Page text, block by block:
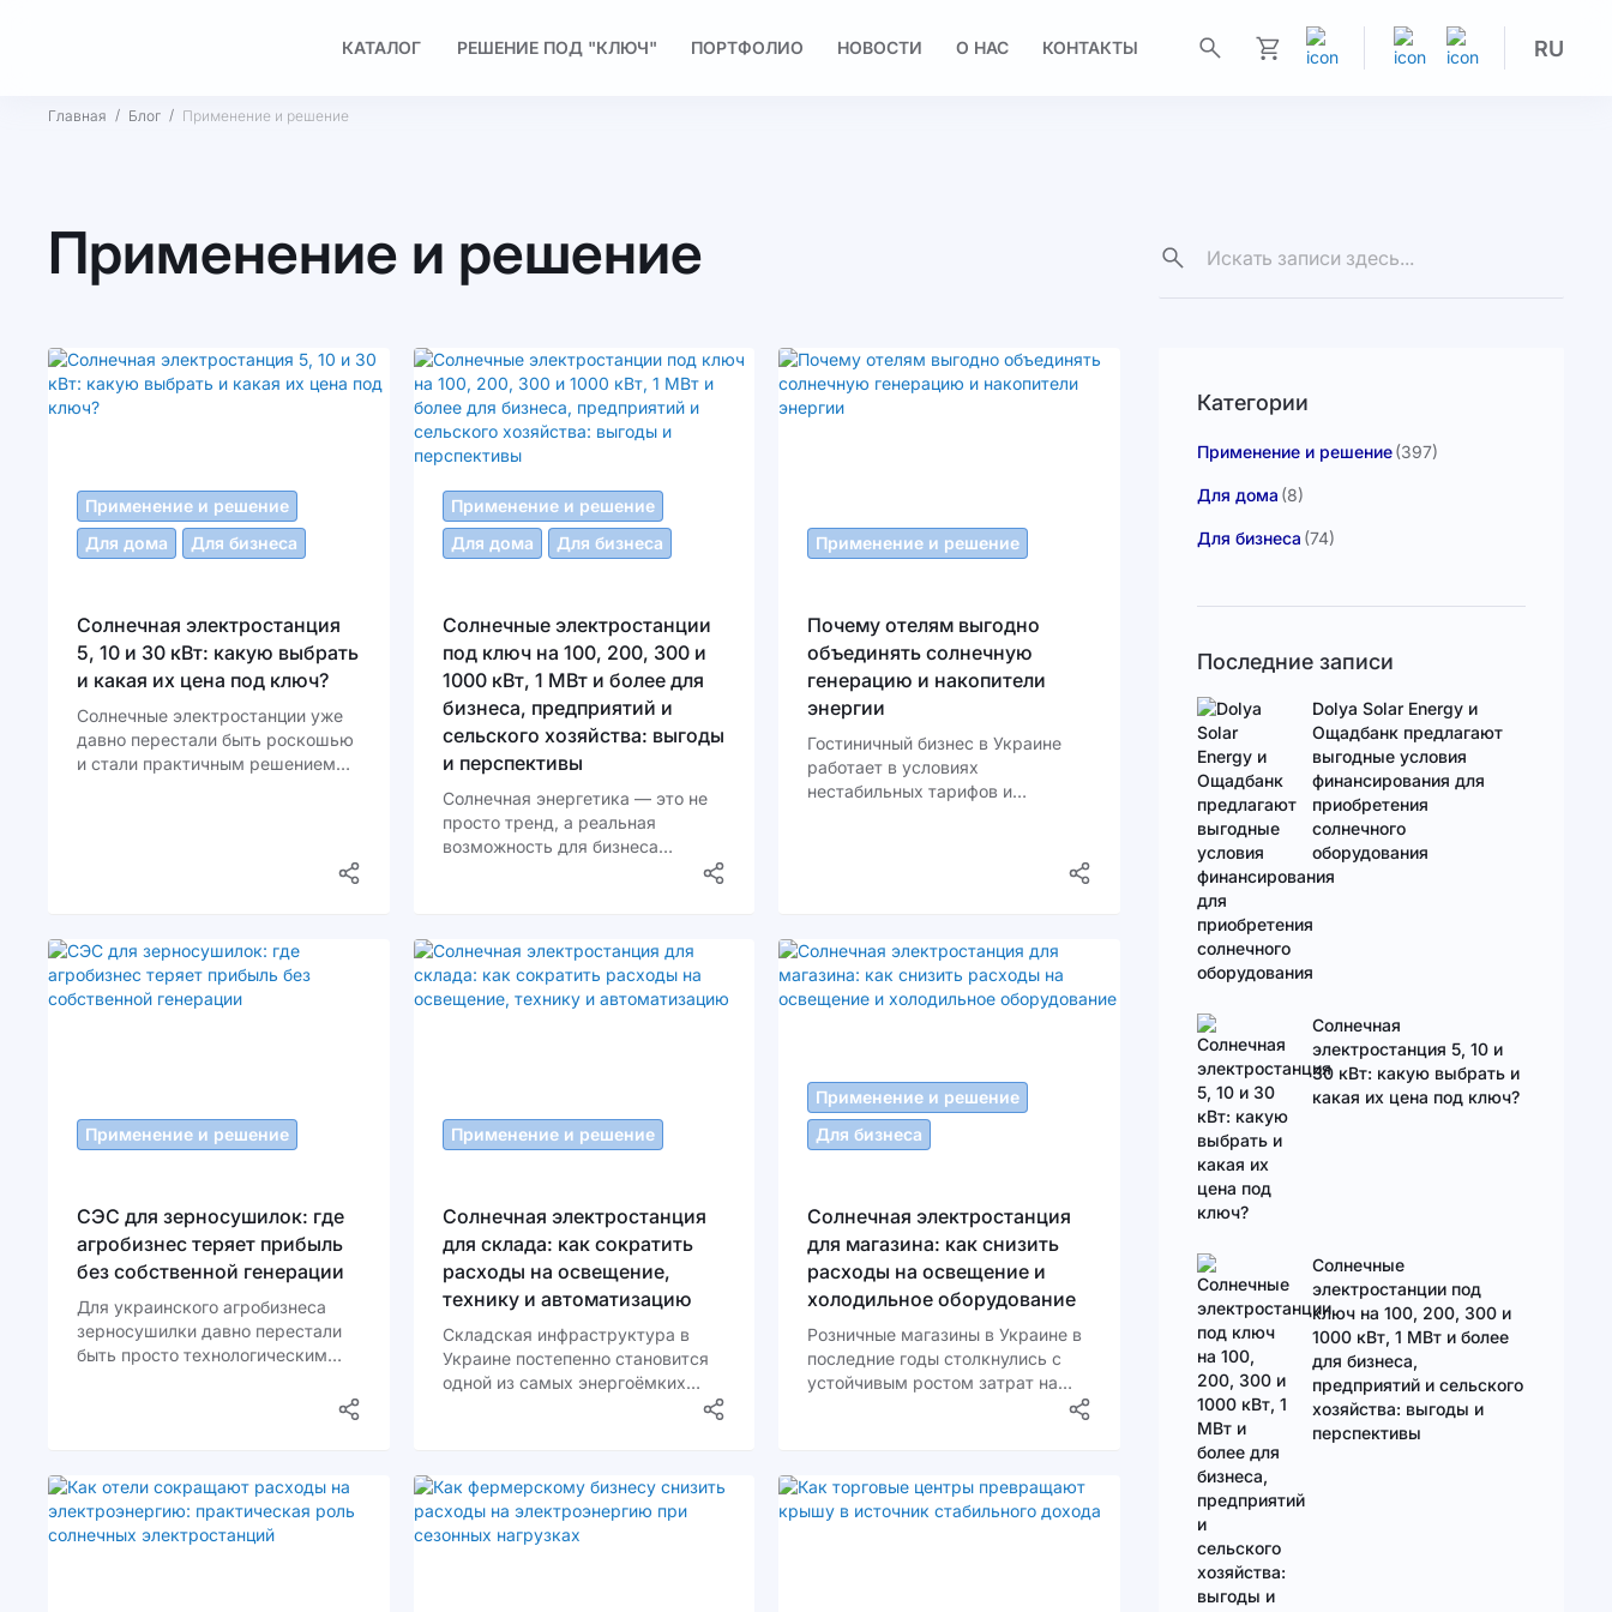
КАТАЛОГ РЕШЕНИЕ ПОД "КЛЮЧ" ПОРТФОЛИО НОВОСТИ О НАС
КОНТАКТЫ
RU
Главная Блог Применение и решение
Применение и решение
Применение и решение
Для дома
Для бизнеса
Солнечная электростанция
5, 10 и 30 кВт: какую выбрать
и какая их цена под ключ?
Солнечные электростанции уже
давно перестали быть роскошью
и стали практичным решением
Применение и решение
Для дома
Для бизнеса
Солнечные электростанции
под ключ на 100, 200, 300 и
1000 кВт, 1 МВт и более для
бизнеса, предприятий и
сельского хозяйства: выгоды
и перспективы
Солнечная энергетика — это не
просто тренд, а реальная
возможность для бизнеса
предприятий в Украине
выбирают солнечные
электростанции, ведь это
инвестиция с долгосрочной
Применение и решение
Почему отелям выгодно
объединять солнечную
генерацию и накопители
энергии
Гостиничный бизнес в Украине
работает в условиях
нестабильных тарифов и
требования гостей к комфорту не
снижаются. Кондиционирование,
перебоев. В такой ситуации
владельцы отелей все чаще
рассматривают
работают как единая система.
Применение и решение
СЭС для зерносушилок: где
агробизнес теряет прибыль
без собственной генерации
Для украинского агробизнеса
зерносушилки давно перестали
быть просто технологическим
один из самых энергозатратных
комплексы работают
практически круглосуточно.
Применение и решение
Солнечная электростанция
для склада: как сократить
расходы на освещение,
технику и автоматизацию
Складская инфраструктура в
Украине постепенно становится
одной из самых энергоёмких
автоматизированных систем
хранения и логистики требуют
стабильного и недорогого
источника электроэнергии. При
Применение и решение
Для бизнеса
Солнечная электростанция
для магазина: как снизить
расходы на освещение и
холодильное оборудование
Розничные магазины в Украине в
последние годы столкнулись с
устойчивым ростом затрат на
сетевых магазинах с
холодильным оборудованием.
Холодильные витрины,
Категории
Применение и решение(397)
Для дома (8)
Для бизнеса (74)
Последние записи
Dolya Solar Energy и
Ощадбанк предлагают
выгодные условия
финансирования для
приобретения
солнечного
оборудования
Солнечная
электростанция 5, 10 и
30 кВт: какую выбрать и
какая их цена под ключ?
Солнечные
электростанции под
ключ на 100, 200, 300 и
1000 кВт, 1 МВт и более
для бизнеса,
предприятий и сельского
хозяйства: выгоды и
перспективы